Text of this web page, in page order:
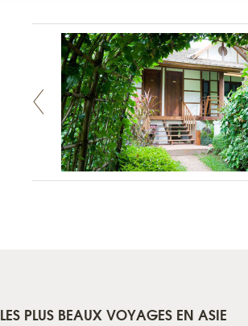
LES PLUS BEAUX VOYAGES EN ASIE